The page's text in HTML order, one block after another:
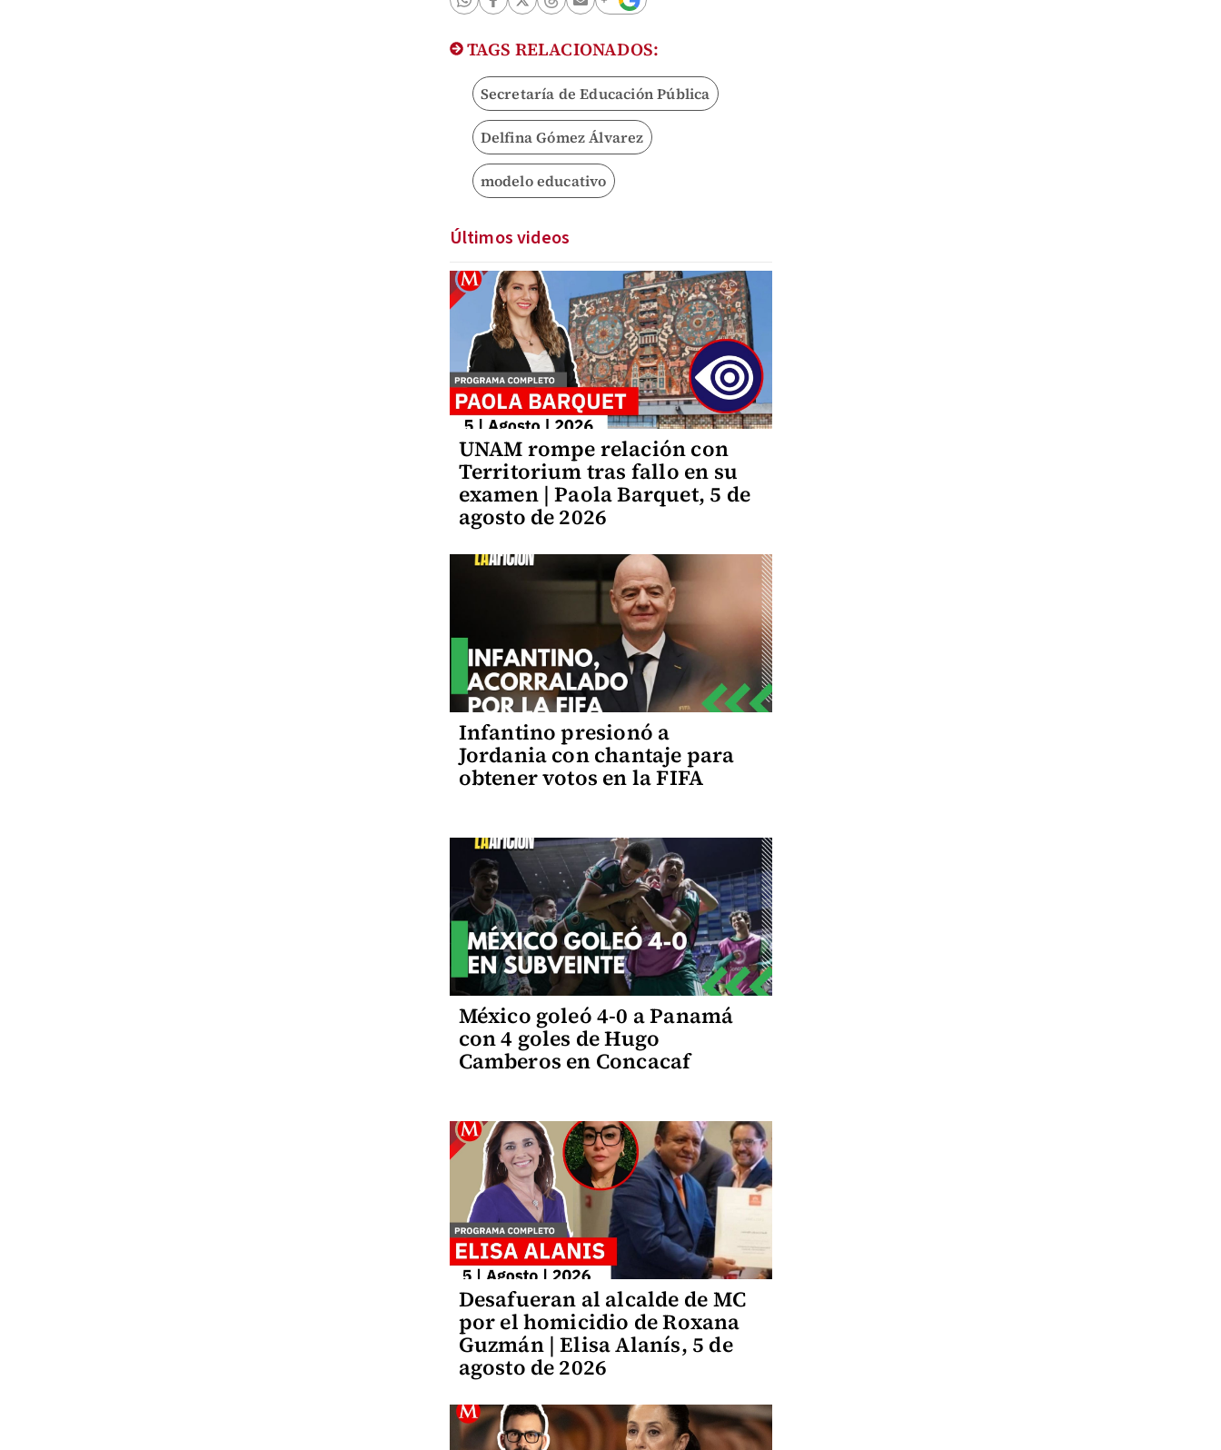
TAGS RELACIONADOS:
Secretaría de Educación Pública
Delfina Gómez Álvarez
modelo educativo
Últimos videos
UNAM rompe relación con
Territorium tras fallo en su
examen | Paola Barquet, 5 de
agosto de 2026
Infantino presionó a
Jordania con chantaje para
obtener votos en la FIFA
México goleó 4-0 a Panamá
con 4 goles de Hugo
Camberos en Concacaf
Desafueran al alcalde de MC
por el homicidio de Roxana
Guzmán | Elisa Alanís, 5 de
agosto de 2026